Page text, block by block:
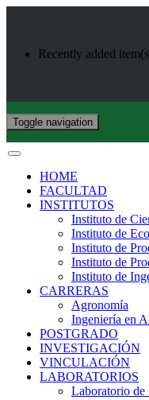
Recently added
Toggle navigation
HOME
FACULTAD
INSTITUTOS
Instituto de
Instituto de
Instituto de
Instituto de
Instituto de
CARRERAS
Agronomía
Ingeniería en
POSTGRADO
INVESTIGACIÓN
VINCULACIÓN
LABORATORIOS
Laboratorio de